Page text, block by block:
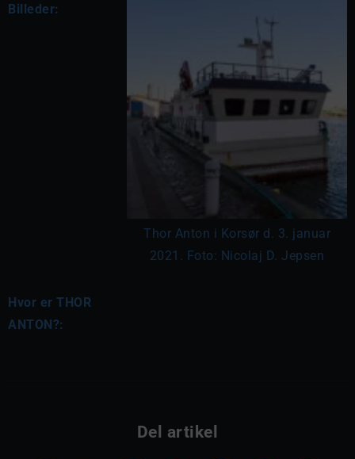
Billeder:
Thor Anton i Korsør d. 3. januar
2021. Foto: Nicolaj D. Jepsen
Hvor er THOR
ANTON?:
Del artikel